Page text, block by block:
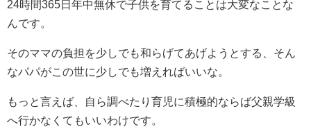
24時間365日年中無休で子供を育てることは大変なことな
んです。
そのママの負担を少しでも和らげてあげようとする、そん
なパパがこの世に少しでも増えればいいな。
もっと言えば、自ら調べたり育児に積極的ならば父親学級
へ行かなくてもいいわけです。